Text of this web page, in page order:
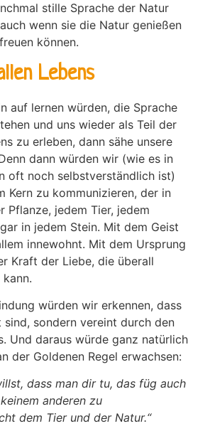
stille Sprache der Natur
wenn sie die Natur genießen
können.
Lebens
auf lernen würden, die Sprache
und uns wieder als Teil der
zu erleben, dann sähe unsere
dann würden wir (wie es in
oft noch selbstverständlich ist)
Kern zu kommunizieren, der in
Pflanze, jedem Tier, jedem
in jedem Stein. Mit dem Geist
innewohnt. Mit dem Ursprung
Kraft der Liebe, die überall
würden wir erkennen, dass
sondern vereint durch den
Und daraus würde ganz natürlich
der Goldenen Regel erwachsen:
dass man dir tu, das füg auch
keinem anderen zu
dem Tier und der Natur.“